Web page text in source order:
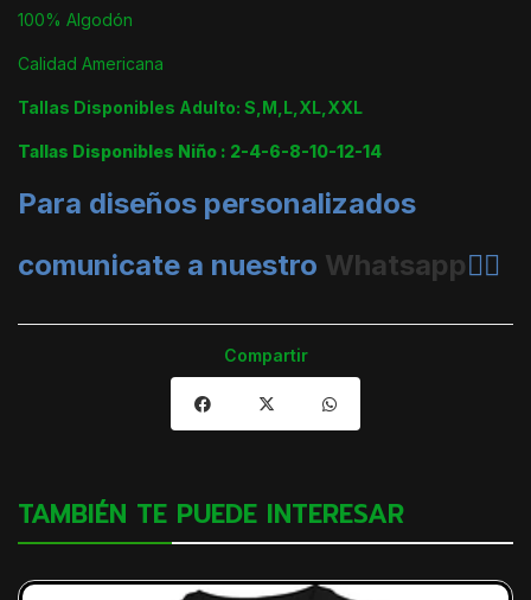
100% Algodón
Calidad Americana
Tallas Disponibles Adulto: S,M,L,XL,XXL
Tallas Disponibles Niño : 2-4-6-8-10-12-14
Para diseños personalizados
comunicate a nuestro Whatsapp👈🏼
Compartir
TAMBIÉN TE PUEDE INTERESAR